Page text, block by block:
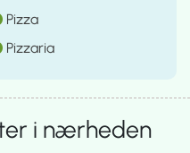
Pizza
Pizzaria
i nærheden